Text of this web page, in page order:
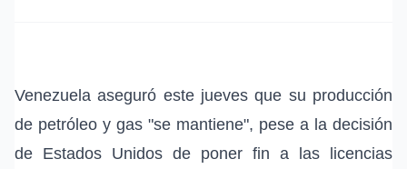
Venezuela aseguró este jueves que su producción
de petróleo y gas "se mantiene", pese a la decisión
de Estados Unidos de poner fin a las licencias